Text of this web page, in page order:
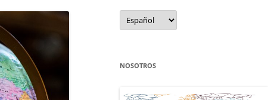
el
idioma
del
NOSOTROS